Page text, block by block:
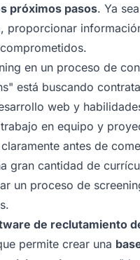
próximos pasos. Ya
proporcionar
en un proceso de
está buscando
web y
en equipo y
antes de
gran cantidad de
un proceso de
de reclutamiento
permite crear una